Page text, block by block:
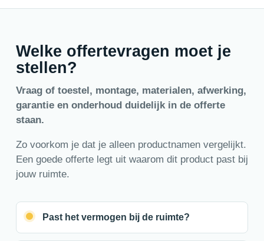
Welke offertevragen moet je
stellen?
Vraag of toestel, montage, materialen, afwerking,
garantie en onderhoud duidelijk in de offerte
staan.
Zo voorkom je dat je alleen productnamen vergelijkt.
Een goede offerte legt uit waarom dit product past bij
jouw ruimte.
Past het vermogen bij de ruimte?